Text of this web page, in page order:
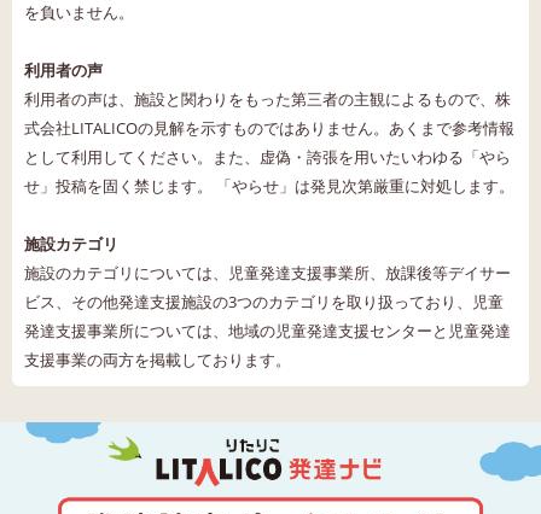
を負いません。
利用者の声
利用者の声は、施設と関わりをもった第三者の主観によるもので、株
式会社LITALICOの見解を示すものではありません。あくまで参考情報
として利用してください。また、虚偽・誇張を用いたいわゆる「やら
せ」投稿を固く禁じます。 「やらせ」は発見次第厳重に対処します。
施設カテゴリ
施設のカテゴリについては、児童発達支援事業所、放課後等デイサー
ビス、その他発達支援施設の3つのカテゴリを取り扱っており、児童
発達支援事業所については、地域の児童発達支援センターと児童発達
支援事業の両方を掲載しております。